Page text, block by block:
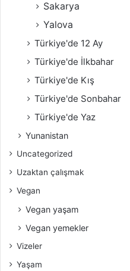
Sakarya
Yalova
Türkiye'de 12 Ay
Türkiye'de İlkbahar
Türkiye'de Kış
Türkiye'de Sonbahar
Türkiye'de Yaz
Yunanistan
Uncategorized
Uzaktan çalışmak
Vegan
Vegan yaşam
Vegan yemekler
Vizeler
Yaşam